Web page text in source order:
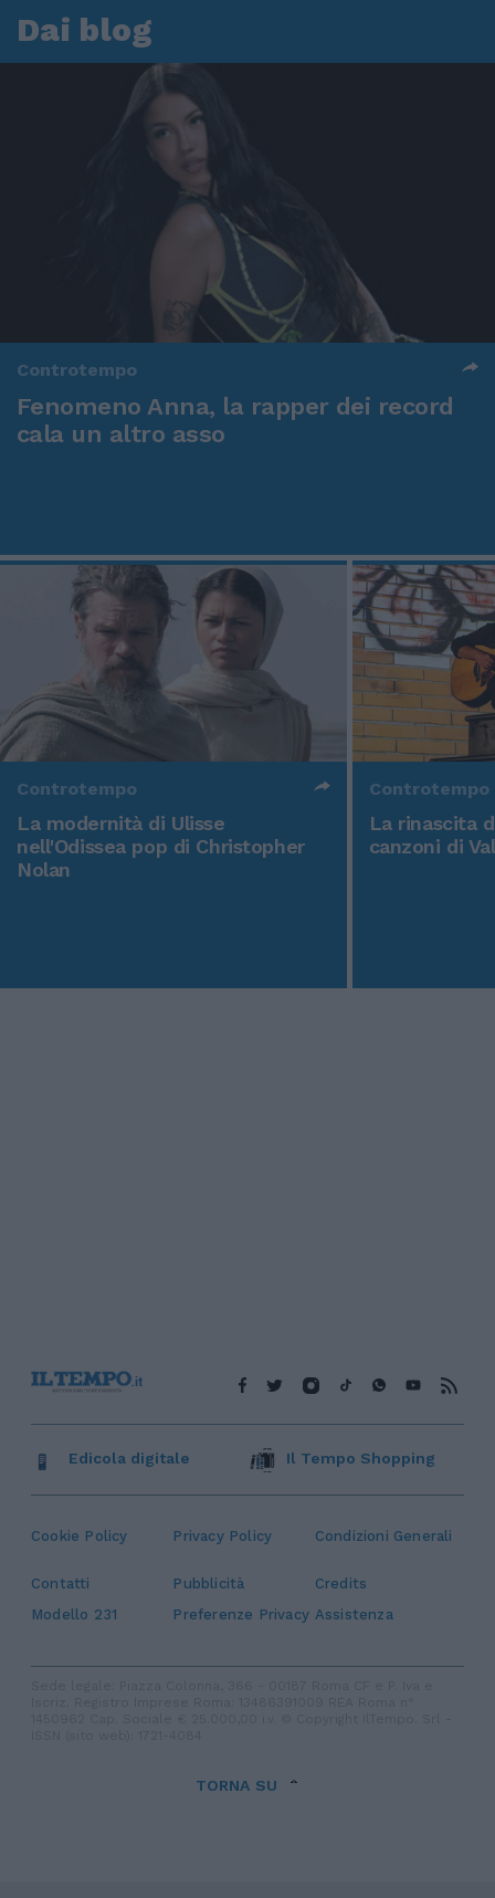
Dai blog
Controtempo
Fenomeno Anna, la rapper dei record
cala un altro asso
Controtempo
La modernità di Ulisse
nell'Odissea pop di Christopher
Nolan
Controtempo
La rinascita
canzoni di
Cookie Policy Privacy Policy Condizioni Generali
Contatti Pubblicità
Credits
Modello 231
Preferenze Privacy Assistenza
Edicola digitale Il Tempo Shopping
TORNA SU